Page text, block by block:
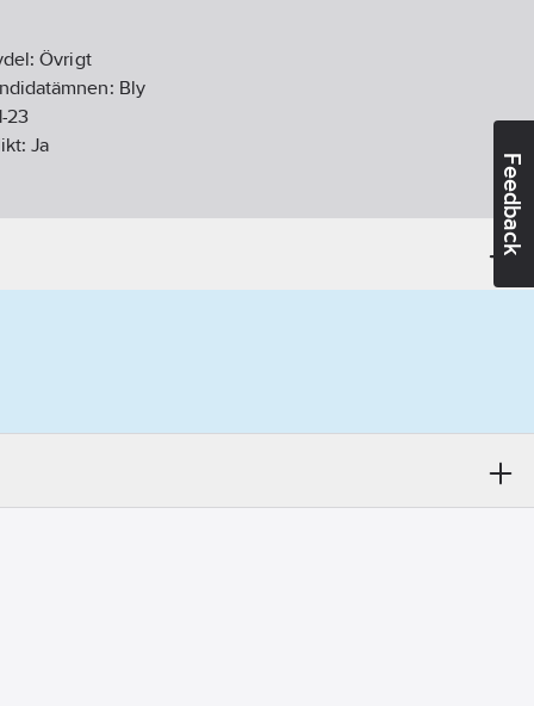
Feedback
Övrigt
Bly
23
Ja